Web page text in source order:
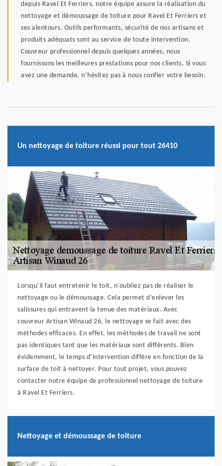
depuis Ravel Et Ferriers, notre équipe assure la réalisation du
nettoyage et démoussage de toiture pour Ravel Et Ferriers et
ses alentours. Outils performants, sécurité de nos artisans et
produits adéquats sont au service de toute intervention.
Couvreur professionnel depuis quelques années, nous
fournissons les meilleures prestations pour nos clients. Si vous
avez une demande, n’hésitez pas à nous confier votre besoin.
Un nettoyage de toiture réussi pour tout 26410
Lorsqu’il faut entretenir le toit, n’oubliez pas de réaliser le
nettoyage ou le démoussage. Cela permet d’enlever les
salissures qui entravent la tenue des matériaux. Avec
couvreur Artisan Winaud 26, le nettoyage se fait avec des
méthodes efficaces. En effet, les méthodes de travail ne sont
pas identiques tant que les matériaux sont différents. Bien
évidemment, le temps d’intervention diffère en fonction de la
surface de toit à nettoyer. Pour tout projet, vous pouvez
contacter notre équipe de professionnel nettoyage de toiture
à Ravel Et Ferriers.
Nettoyage et démoussage de toiture